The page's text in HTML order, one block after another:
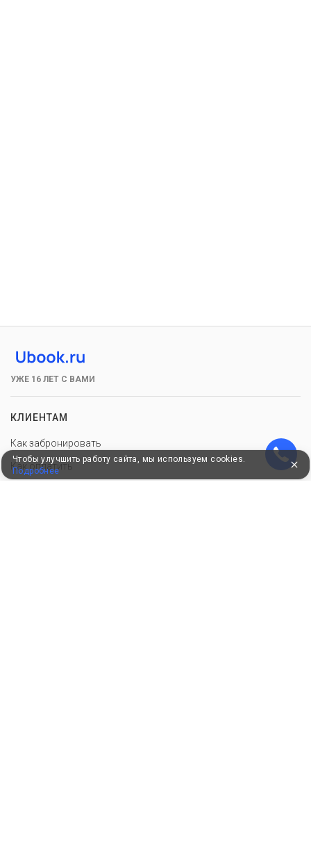
УЖЕ 16 ЛЕТ С ВАМИ
КЛИЕНТАМ
Как забронировать
Как оплатить
Чтобы улучшить работу сайта, мы используем cookies.
Подробнее